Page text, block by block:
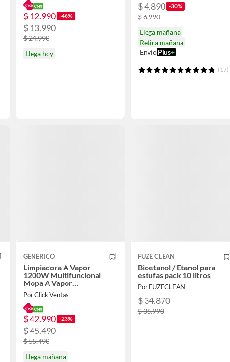
$ 12.990 -48%
$ 13.990
$ 24.990
Llega hoy
$ 4.890 -30%
$ 6.990
Llega mañana
Retira mañana
EnvíoPlus+
(17)
GENERICO
Limpiadora A Vapor
1200W Multifuncional
Mopa A Vapor
Desinfectante
Por Click Ventas
$ 42.990 -23%
$ 45.490
$ 55.490
Llega mañana
FUZE CLEAN
Bioetanol / Etanol para
estufas pack 10 litros
Por FUZECLEAN
$ 34.870
$ 36.990